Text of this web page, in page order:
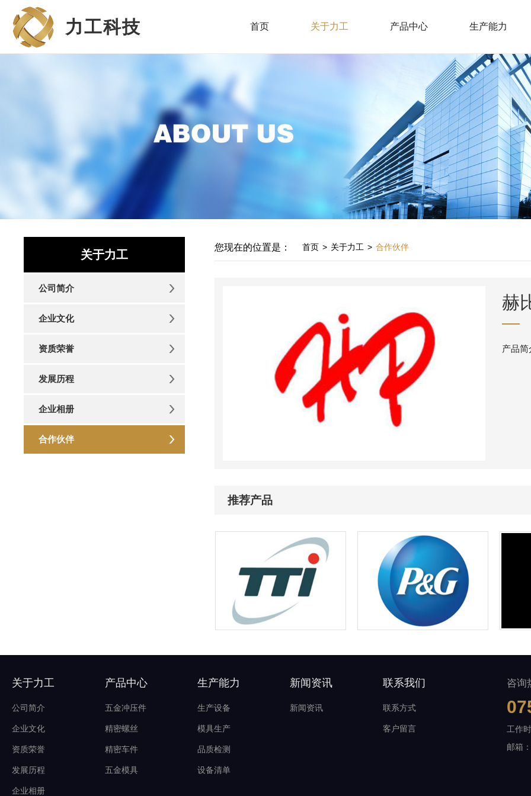
力工科技 首页 关于力工 产品中心 生产能力
关于力工
公司简介
企业文化
资质荣誉
发展历程
企业相册
合作伙伴
您现在的位置是： 首页 > 关于力工 > 合作伙伴
赫
产品简
推荐产品
关于力工
公司简介
企业文化
资质荣誉
发展历程
企业相册
产品中心
五金冲压件
精密螺丝
精密车件
五金模具
生产能力
生产设备
模具生产
品质检测
设备清单
新闻资讯
新闻资讯
联系我们
联系方式
客户留言
咨询
工作
邮箱